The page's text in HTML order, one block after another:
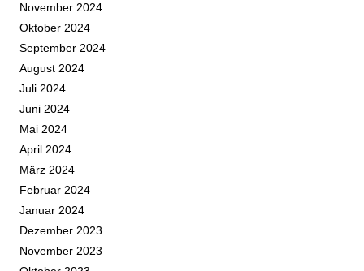
November 2024
Oktober 2024
September 2024
August 2024
Juli 2024
Juni 2024
Mai 2024
April 2024
März 2024
Februar 2024
Januar 2024
Dezember 2023
November 2023